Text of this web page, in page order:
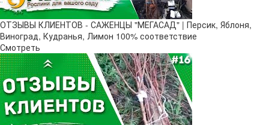
ОТЗЫВЫ КЛИЕНТОВ - САЖЕНЦЫ "МЕГАСАД" | Персик, Яблоня,
Виноград, Кудранья, Лимон 100% соответствие
Смотреть